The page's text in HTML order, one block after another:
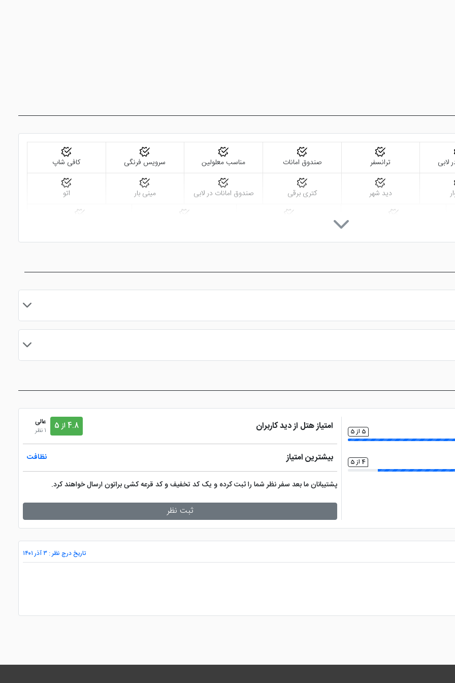
ارتباط با خانواده و دوستان هم در دسترس خواهد بود.
اتاق استاندارد هتل که به اتاق سینگل هم شناخته می شود متراژی حدود 18 متر مربع دارد که به امکانات رفاهی خوبی مجهز می باشد. در داخل اتاق های این هتل نیز امکاناتی همانند تلویزیون صفحه تخت،
و صبحانه رایگان، یخچال و مینی بار هم در اختیار میهمانان قرار می گیرد.
صورت جهت آشنایی بیشتر شما عزیزان به شرح امکانات هتل پرداخته ایم.
آلاکارته سفارش دهید که کیفیت بالایی دارند. صبحانه هتل نیز به صورت بوفه سلف سرویس ارائه می شود که تضمین کننده شروع روزی با
تالار باشکوه هتل اطلس، آماده برپایی سمینارها و مراسم های عروسی بوده که با پیشرفته ترین سیستم های صوتی و تصویری و استیج طراحی شده است. ظرفیت سالن همایش هتل 4 ستاره اطلس ازمیر از 10
در این هتل یک پارکینگ وسیع همراه با دربان طراحی شده است. جهت خدمات تبدیل ارز می توانید به صرافی هتل مراجعه کنید تا با خاطری
پس با اینترنت نامحدود رایگان هتل با آن ها ارتباط برقرار کنید.
لابی ترانسفر صندوق امانات مناسب معلولین سرویس فرنگی کافی شاپ
دید شهر کتری برقی صندوق امانات در لابی مینی بار اتو
از پرداخت در درگاه بانکی، رزرو آنلاین خود را نهایی و واچر هتل را دریافت نمایید.
5 از 5
4 از 5
امتیاز هتل از دید کاربران 4.8 از 5
عالی
1 نظر
بیشترین امتیاز نظافت
پشتیبانان ما بعد سفر نظر شما را ثبت کرده و یک کد تخفیف و کد قرعه کشی براتون ارسال خواهند کرد.
ثبت نظر
تاریخ درج نظر : ۳ آذر ۱۴۰۱